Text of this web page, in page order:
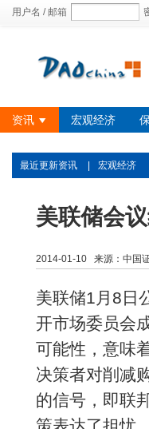
用户名 / 邮箱
资讯 宏观经济
最近更新资讯 宏观经济
美联储会
2014-01-10 来源：中国
美联储1月8日
开市场委员会
可能性，意味
决策者对削减
的信号，即联